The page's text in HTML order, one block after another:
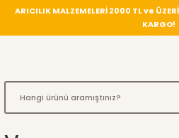
ARICILIK MALZEMELERİ 2000 TL ve
KARGO!